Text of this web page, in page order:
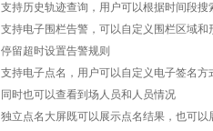
支持历史轨迹查询，用户可以根据时间段搜
支持电子围栏告警，可以自定义围栏区域和
停留超时设置告警规则
支持电子点名，用户可以自定义电子签名方
同时也可以查看到场人员和人员情况
独立点名大屏既可以展示点名结果，也可以